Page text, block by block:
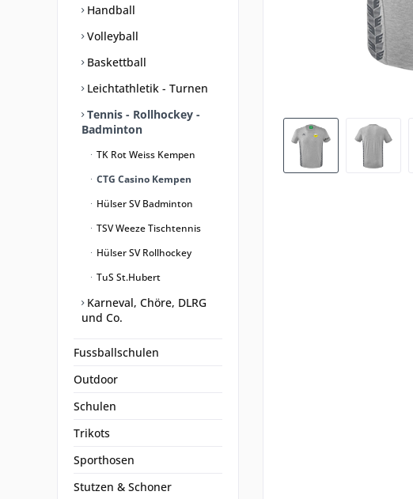
Handball
Volleyball
Baskettball
Leichtathletik - Turnen
Tennis - Rollhockey -
Badminton
TK Rot Weiss Kempen
CTG Casino Kempen
Hülser SV Badminton
TSV Weeze Tischtennis
Hülser SV Rollhockey
TuS St.Hubert
Karneval, Chöre, DLRG
und Co.
Fussballschulen
Outdoor
Schulen
Trikots
Sporthosen
Stutzen & Schoner